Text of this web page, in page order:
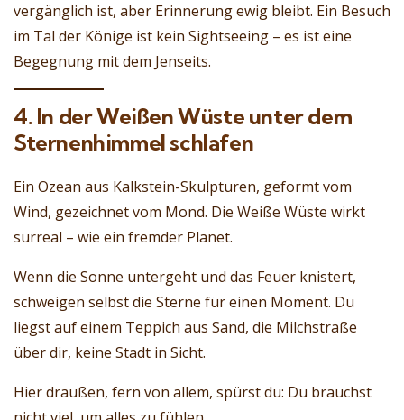
vergänglich ist, aber Erinnerung ewig bleibt. Ein Besuch
im Tal der Könige ist kein Sightseeing – es ist eine
Begegnung mit dem Jenseits.
4. In der Weißen Wüste unter dem
Sternenhimmel schlafen
Ein Ozean aus Kalkstein-Skulpturen, geformt vom
Wind, gezeichnet vom Mond. Die Weiße Wüste wirkt
surreal – wie ein fremder Planet.
Wenn die Sonne untergeht und das Feuer knistert,
schweigen selbst die Sterne für einen Moment. Du
liegst auf einem Teppich aus Sand, die Milchstraße
über dir, keine Stadt in Sicht.
Hier draußen, fern von allem, spürst du: Du brauchst